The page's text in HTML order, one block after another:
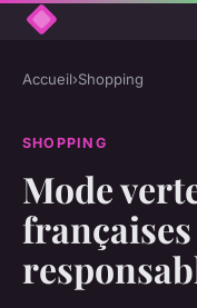
Accueil›Shopping
SHOPPING
Mode